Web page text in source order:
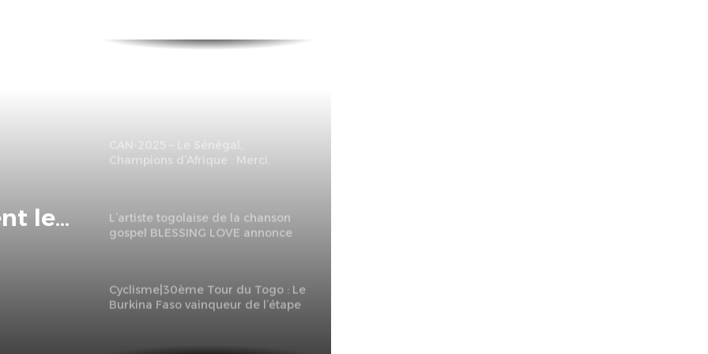
le
CAN-2025 – Le Sénégal,
Champions d’Afrique : Merci,
L’artiste togolaise de la chanson
gospel BLESSING LOVE annonce
Cyclisme|30ème Tour du Togo : Le
Burkina Faso vainqueur de l’étape
vert Pils » reviens au Mali